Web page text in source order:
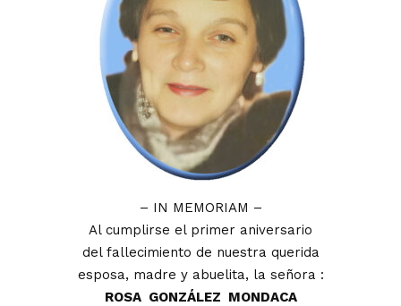
– IN MEMORIAM –
Al cumplirse el primer aniversario
del fallecimiento de nuestra querida
esposa, madre y abuelita, la señora :
ROSA GONZÁLEZ MONDACA